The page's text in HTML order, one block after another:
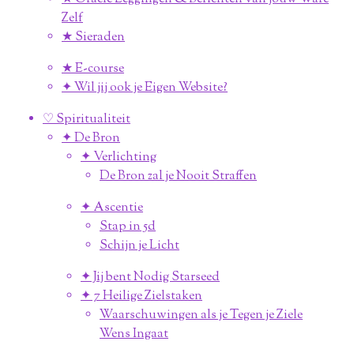
Zelf
★ Sieraden
★ E-course
✦ Wil jij ook je Eigen Website?
♡ Spiritualiteit
✦ De Bron
✦ Verlichting
De Bron zal je Nooit Straffen
✦ Ascentie
Stap in 5d
Schijn je Licht
✦ Jij bent Nodig Starseed
✦ 7 Heilige Zielstaken
Waarschuwingen als je Tegen je Ziele
Wens Ingaat